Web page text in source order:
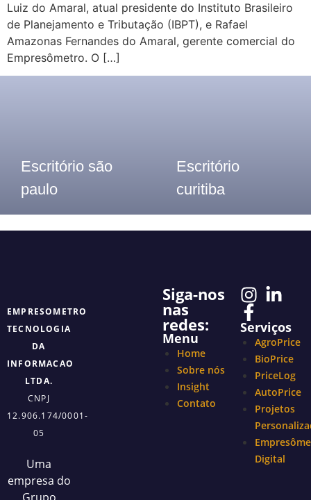
Luiz do Amaral, atual presidente do Instituto Brasileiro
de Planejamento e Tributação (IBPT), e Rafael
Amazonas Fernandes do Amaral, gerente comercial do
Empresômetro. O […]
Escritório são
paulo
Escritório
curitiba
EMPRESOMETRO
TECNOLOGIA
DA
INFORMACAO
LTDA.
CNPJ
12.906.174/0001-
05
Uma
empresa do
Siga-nos
nas
redes:
Menu
Home
Sobre nós
Insight
Contato
Serviços
AgroPrice
BioPrice
PriceLog
AutoPrice
Projetos
Digital